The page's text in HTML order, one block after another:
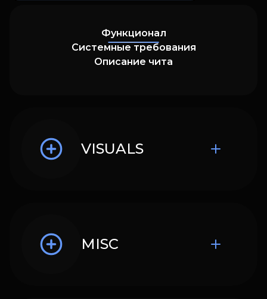
Функционал
Системные требования
Описание чита
VISUALS
MISC